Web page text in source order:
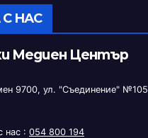
С НАС
Медиен Център
9700, ул. "Съединение" №105
нас : 054 800 194